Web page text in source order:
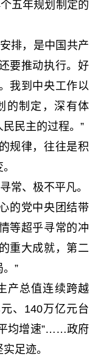
五年规划制定的
排，是中国共产
要推动执行。好
我到中央工作以
的制定，深有体
民主的过程。”
律，往往是积
、极不平凡。
的党中央团结带
等超乎寻常的冲
重大成就，第二
”
总值连续跨越
、140万亿元台
均增速”……政府
足迹。